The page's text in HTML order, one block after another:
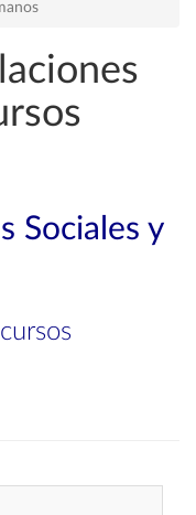
Sociales y